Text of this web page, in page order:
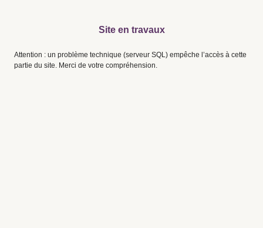
Site en travaux
Attention : un problème technique (serveur SQL) empêche l’accès à cette
partie du site. Merci de votre compréhension.